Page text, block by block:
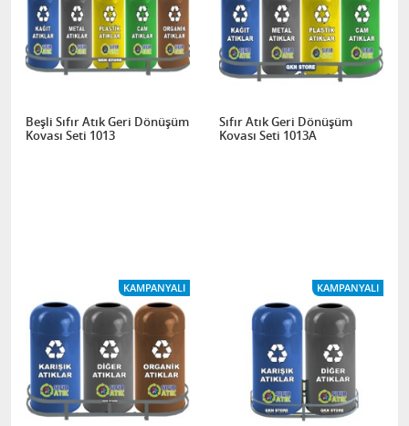
Beşli Sıfır Atık Geri Dönüşüm
Kovası Seti 1013
Sıfır Atık Geri Dönüşüm
Kovası Seti 1013A
KAMPANYALI KAMPANYALI